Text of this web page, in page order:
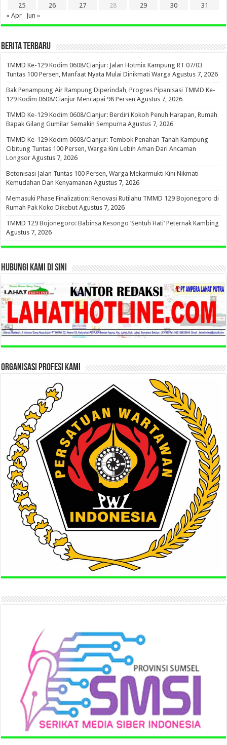
25
26 27 28 29 30
31
« Apr
Jun »
BERITA TERBARU
TMMD Ke-129 Kodim 0608/Cianjur: Jalan Hotmix Kampung RT 07/03
Tuntas 100 Persen, Manfaat Nyata Mulai Dinikmati Warga Agustus 7, 2026
Bak Penampung Air Rampung Diperindah, Progres Pipanisasi TMMD Ke-
129 Kodim 0608/Cianjur Mencapai 98 Persen Agustus 7, 2026
TMMD Ke-129 Kodim 0608/Cianjur: Berdiri Kokoh Penuh Harapan, Rumah
Bapak Gilang Gumilar Semakin Sempurna Agustus 7, 2026
TMMD Ke-129 Kodim 0608/Cianjur: Tembok Penahan Tanah Kampung
Cibitung Tuntas 100 Persen, Warga Kini Lebih Aman Dari Ancaman
Longsor Agustus 7, 2026
Betonisasi Jalan Tuntas 100 Persen, Warga Mekarmukti Kini Nikmati
Kemudahan Dan Kenyamanan Agustus 7, 2026
Memasuki Phase Finalization: Renovasi Rutilahu TMMD 129 Bojonegoro di
Rumah Pak Koko Dikebut Agustus 7, 2026
TMMD 129 Bojonegoro: Babinsa Kesongo ‘Sentuh Hati’ Peternak Kambing
Agustus 7, 2026
HUBUNGI KAMI DI SINI
ORGANISASI PROFESI KAMI